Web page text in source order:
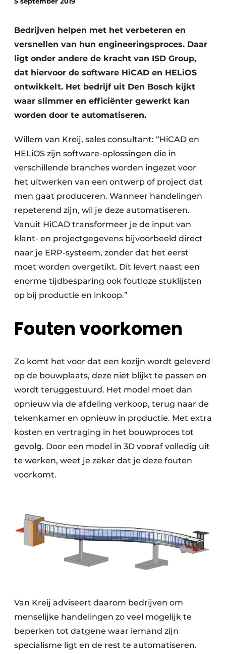
Podcasts
Vacature aanmelden
Vacatures
Video’s
Bedrijven helpen met het verbeteren en
versnellen van hun engineeringsproces. Daar
ligt onder andere de kracht van ISD Group,
dat hiervoor de software HiCAD en HELiOS
ontwikkelt. Het bedrijf uit Den Bosch kijkt
waar slimmer en efficiënter gewerkt kan
worden door te automatiseren.
Willem van Kreij, sales consultant: “HiCAD en
HELiOS zijn software-oplossingen die in
verschillende branches worden ingezet voor
het uitwerken van een ontwerp of project dat
men gaat produceren. Wanneer handelingen
repeterend zijn, wil je deze automatiseren.
Vanuit HiCAD transformeer je de input van
klant- en projectgegevens bijvoorbeeld direct
naar je ERP-systeem, zonder dat het eerst
moet worden overgetikt. Dit levert naast een
enorme tijdbesparing ook foutloze stuklijsten
op bij productie en inkoop.”
Fouten voorkomen
Zo komt het voor dat een kozijn wordt geleverd
op de bouwplaats, deze niet blijkt te passen en
wordt teruggestuurd. Het model moet dan
opnieuw via de afdeling verkoop, terug naar de
tekenkamer en opnieuw in productie. Met extra
kosten en vertraging in het bouwproces tot
gevolg. Door een model in 3D vooraf volledig uit
te werken, weet je zeker dat je deze fouten
voorkomt.
Van Kreij adviseert daarom bedrijven om
menselijke handelingen zo veel mogelijk te
beperken tot datgene waar iemand zijn
specialisme ligt en de rest te automatiseren.